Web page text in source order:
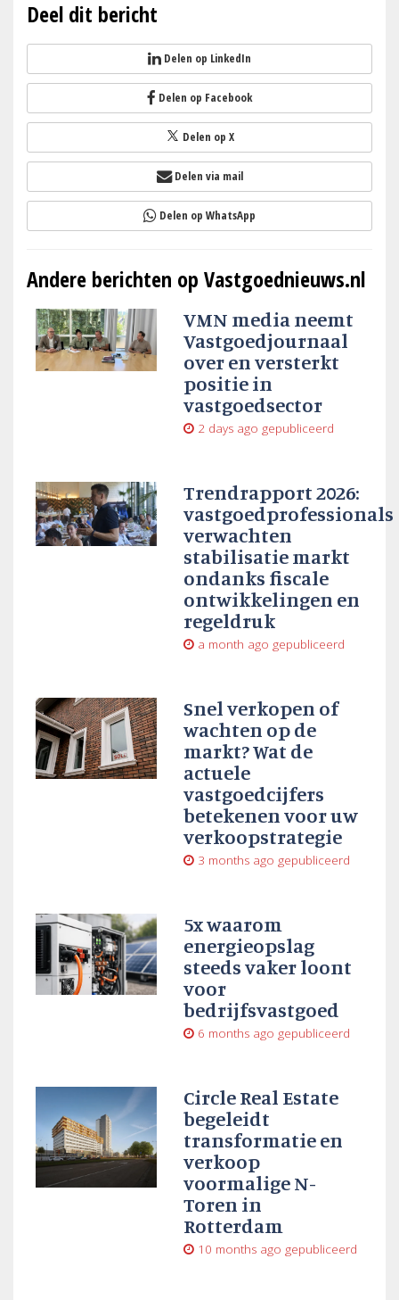
Deel dit bericht
Delen op LinkedIn
Delen op Facebook
Delen op X
Delen via mail
Delen op WhatsApp
Andere berichten op Vastgoednieuws.nl
VMN media neemt
Vastgoedjournaal
over en versterkt
positie in
vastgoedsector
2 days ago gepubliceerd
Trendrapport 2026:
vastgoedprofessionals
verwachten
stabilisatie markt
ondanks fiscale
ontwikkelingen en
regeldruk
a month ago gepubliceerd
Snel verkopen of
wachten op de
markt? Wat de
actuele
vastgoedcijfers
betekenen voor uw
verkoopstrategie
3 months ago gepubliceerd
5x waarom
energieopslag
steeds vaker loont
voor
bedrijfsvastgoed
6 months ago gepubliceerd
Circle Real Estate
begeleidt
transformatie en
verkoop
voormalige N-
Toren in
Rotterdam
10 months ago gepubliceerd